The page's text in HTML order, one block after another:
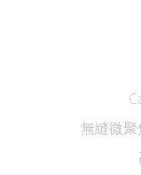
無縫微